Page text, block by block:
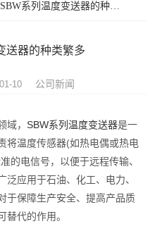
系列温度变送器的种类繁多
送器的种类繁多
10 公司新闻
域，SBW系列温度变送器是一
将温度传感器(如热电偶或热电
的电信号，以便于远程传输、
泛应用于石油、化工、电力、
于保障生产安全、提高产品质
替代的作用。